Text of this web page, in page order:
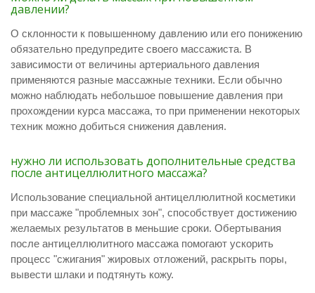
давлении?
О склонности к повышенному давлению или его понижению
обязательно предупредите своего массажиста. В
зависимости от величины артериального давления
применяются разные массажные техники. Если обычно
можно наблюдать небольшое повышение давления при
прохождении курса массажа, то при применении некоторых
техник можно добиться снижения давления.
нужно ли использовать дополнительные средства
после антицеллюлитного массажа?
Использование специальной антицеллюлитной косметики
при массаже "проблемных зон", способствует достижению
желаемых результатов в меньшие сроки. Обертывания
после антицеллюлитного массажа помогают ускорить
процесс "сжигания" жировых отложений, раскрыть поры,
вывести шлаки и подтянуть кожу.